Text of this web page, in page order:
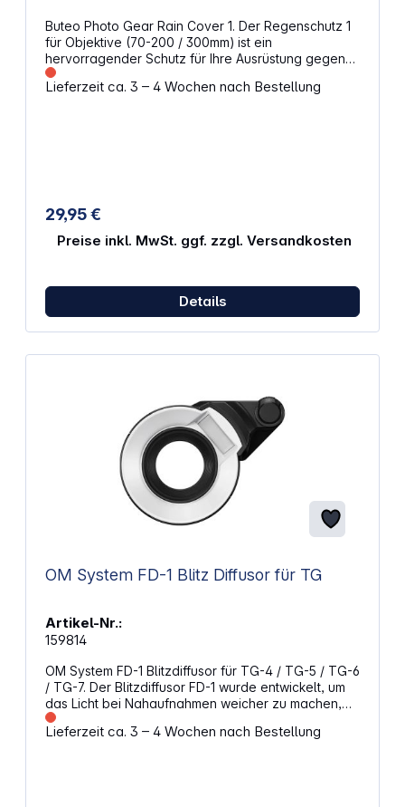
Buteo Photo Gear Rain Cover 1. Der Regenschutz 1
für Objektive (70-200 / 300mm) ist ein
hervorragender Schutz für Ihre Ausrüstung gegen
Regen, Schnee, Staub etc.Das verwendete
Tarnmuster ist Waldtarnmuster, die Innenseite ist
Kamera abzudecken Leicht, daher wenig
zusätzliches Gewicht Einfache Handhabung in
Sekundenschnelle Farbe: Tarnfarben (Waldmuster)
Lieferzeit ca. 3 – 4 Wochen nach Bestellung
29,95 €
Preise inkl. MwSt. ggf. zzgl. Versandkosten
Details
OM System FD-1 Blitz Diffusor für TG
Artikel-Nr.:
159814
OM System FD-1 Blitzdiffusor für TG-4 / TG-5 / TG-6
/ TG-7. Der Blitzdiffusor FD-1 wurde entwickelt, um
das Licht bei Nahaufnahmen weicher zu machen,
harte Schatten zu reduzieren und das Licht
gleichmäßig zu verteilen. Dieser Diffusor ist mit der
Lieferzeit ca. 3 – 4 Wochen nach Bestellung